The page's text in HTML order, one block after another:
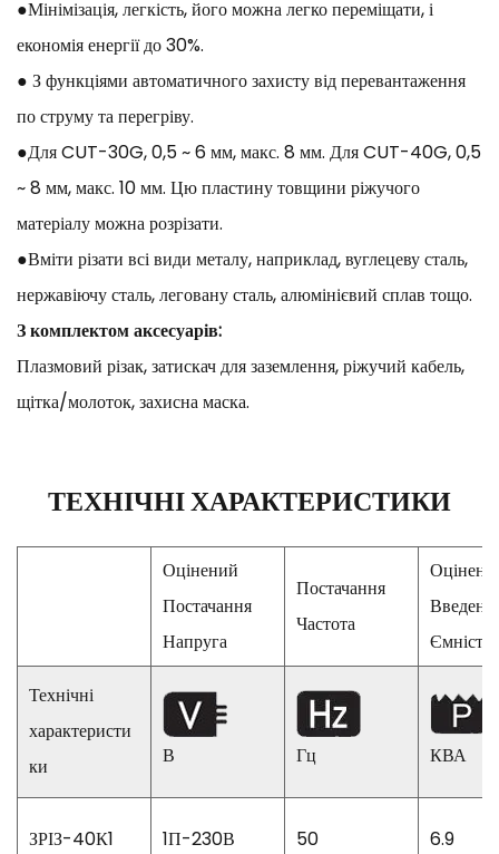
●Мінімізація, легкість, його можна легко переміщати, і
економія енергії до 30%.
● З функціями автоматичного захисту від перевантаження
по струму та перегріву.
●Для CUT-30G, 0,5 ~ 6 мм, макс. 8 мм. Для CUT-40G, 0,5
~ 8 мм, макс. 10 мм. Цю пластину товщини ріжучого
матеріалу можна розрізати.
●Вміти різати всі види металу, наприклад, вуглецеву сталь,
нержавіючу сталь, леговану сталь, алюмінієвий сплав тощо.
З комплектом аксесуарів:
Плазмовий різак, затискач для заземлення, ріжучий кабель,
щітка/молоток, захисна маска.
ТЕХНІЧНІ ХАРАКТЕРИСТИКИ
Оцінений
Постачання
Напруга
Постачання
Частота
Ємність
Технічні
характеристи
ки
В Гц КВА
ЗРІЗ-40К1 1П-230В 50 6.9